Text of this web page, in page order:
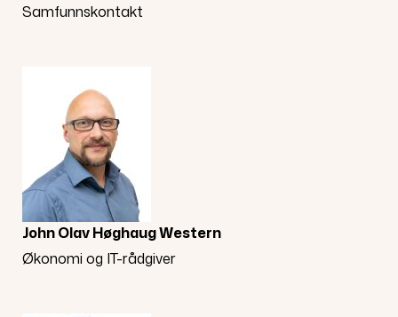
Samfunnskontakt
John Olav Høghaug Western
Økonomi og IT-rådgiver